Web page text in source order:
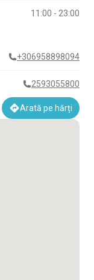
11:00 - 23:00
+306958898094
2593055800
Arată pe hărți